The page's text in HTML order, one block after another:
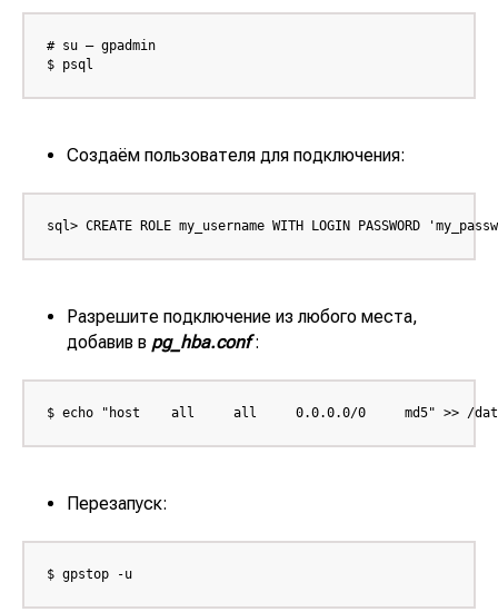
# su – gpadmin
$ psql
Создаём пользователя для подключения:
sql> CREATE ROLE my_username WITH LOGIN PASSWORD
Разрешите подключение из любого места,
добавив в pg_hba.conf:
$ echo "host    all     all     0.0.0.0/0     md5" >> /data1/
Перезапуск:
$ gpstop -u
Кейсы
Экспертные статьи
Новости компании
О компании
Главная
Планировщик
SpacePlanner
данными с
партнерами
Ласмарт.Аналитика
для дистрибьютеров
Автодокументация
Качество данных